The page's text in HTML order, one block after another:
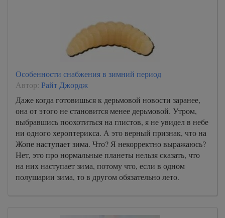
Особенности снабжения в зимний период
Автор: Райт Джордж
Даже когда готовишься к дерьмовой новости заранее,
она от этого не становится менее дерьмовой. Утром,
выбравшись поохотиться на глистов, я не увидел в небе
ни одного хероптерикса. А это верный признак, что на
Жопе наступает зима. Что? Я некорректно выражаюсь?
Нет, это про нормальные планеты нельзя сказать, что
на них наступает зима, потому что, если в одном
полушарии зима, то в другом обязательно лето.